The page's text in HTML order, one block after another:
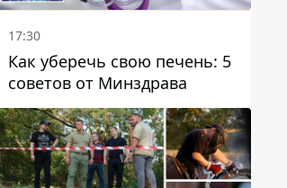
17:30
Как уберечь свою печень: 5
советов от Минздрава